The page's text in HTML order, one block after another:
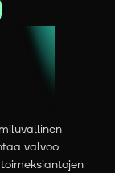
valvoo